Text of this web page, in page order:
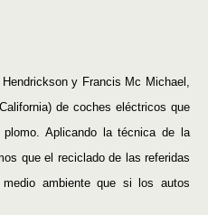
y Francis Mc Michael,
de coches eléctricos que
Aplicando la técnica de la
que el reciclado de las referidas
ambiente que si los autos